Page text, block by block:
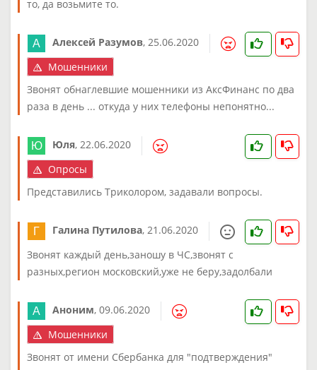
то, да возьмите то.
Алексей Разумов, 25.06.2020
Мошенники
Звонят обнаглевшие мошенники из АксФинанс по два
раза в день ... откуда у них телефоны непонятно...
Юля, 22.06.2020
Опросы
Представились Триколором, задавали вопросы.
Галина Путилова, 21.06.2020
Звонят каждый день,заношу в ЧС,звонят с
разных,регион московский,уже не беру,задолбали
Аноним, 09.06.2020
Мошенники
Звонят от имени Сбербанка для "подтверждения"